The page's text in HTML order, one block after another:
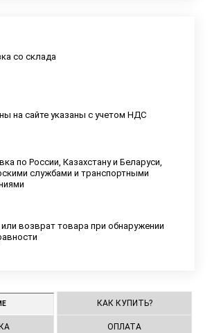
со склада
на сайте указаны с учетом НДС
по России, Казахстану и Беларуси,
службами и транспортными
возврат товара при обнаружении
КАК КУПИТЬ?
ОПЛАТА